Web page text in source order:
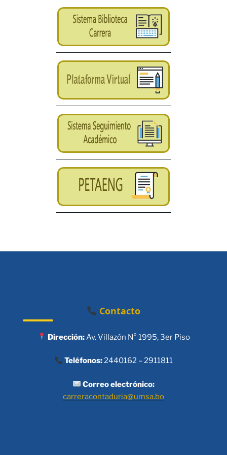
Contacto
Dirección:Av. Villazón N° 1995, 3er Piso
Teléfonos:2440162 – 2911811
Correo electrónico:
carreracontaduria@umsa.bo